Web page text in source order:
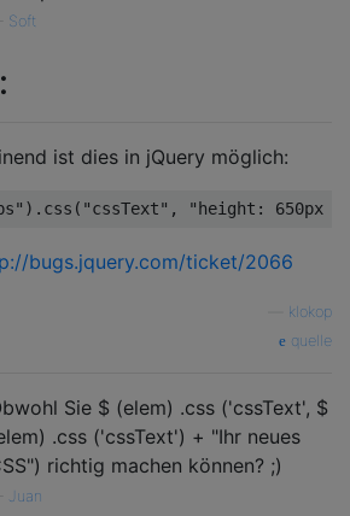
Soft
ist dies in jQuery möglich:
).css( "cssText" , "height: 650px
bugs.jquery.com/ticket/2066
klokop
quelle
Sie $ (elem) .css ('cssText', $
.css ('cssText') + "Ihr neues
richtig machen können? ;)
Juan